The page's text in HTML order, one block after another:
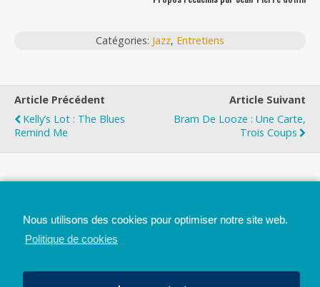
Catégories: Jazz, Entretiens
Article Précédent
Kelly’s Lot : The Blues
Remind Me
Article Suivant
Bram De Looze : Une Carte,
Trois Coups
Nous utilisons des cookies pour optimiser notre site web.
Politique de cookies